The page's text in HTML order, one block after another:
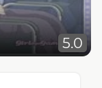
5.0